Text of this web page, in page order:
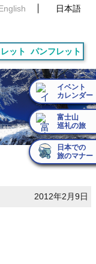
日本語
パンフレット
イベント
カレンダー
富士山
巡礼の旅
日本での
旅のマナー
2012年2月9日